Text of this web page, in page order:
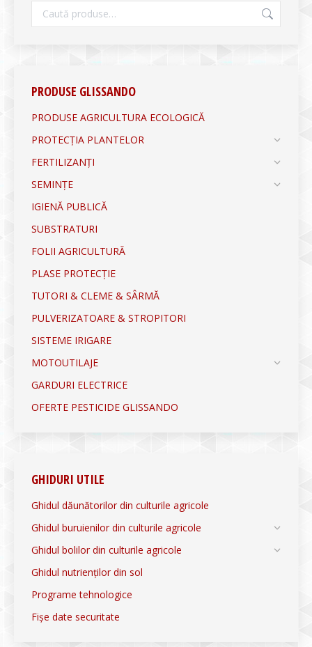
PRODUSE GLISSANDO
PRODUSE AGRICULTURA ECOLOGICĂ
PROTECȚIA PLANTELOR
FERTILIZANȚI
SEMINȚE
IGIENĂ PUBLICĂ
SUBSTRATURI
FOLII AGRICULTURĂ
PLASE PROTECȚIE
TUTORI & CLEME & SÂRMĂ
PULVERIZATOARE & STROPITORI
SISTEME IRIGARE
MOTOUTILAJE
GARDURI ELECTRICE
OFERTE PESTICIDE GLISSANDO
GHIDURI UTILE
Ghidul dăunătorilor din culturile agricole
Ghidul buruienilor din culturile agricole
Ghidul bolilor din culturile agricole
Ghidul nutrienților din sol
Programe tehnologice
Fișe date securitate